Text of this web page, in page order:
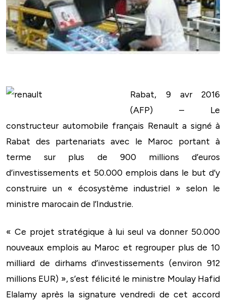
Rabat, 9 avr 2016
(AFP) – Le
constructeur automobile français Renault a signé à
Rabat des partenariats avec le Maroc portant à
terme sur plus de 900 millions d’euros
d’investissements et 50.000 emplois dans le but d’y
construire un « écosystème industriel » selon le
ministre marocain de l’Industrie.
« Ce projet stratégique à lui seul va donner 50.000
nouveaux emplois au Maroc et regrouper plus de 10
milliard de dirhams d’investissements (environ 912
millions EUR) », s’est félicité le ministre Moulay Hafid
Elalamy après la signature vendredi de cet accord